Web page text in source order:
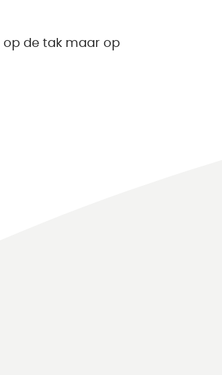
op de tak maar op